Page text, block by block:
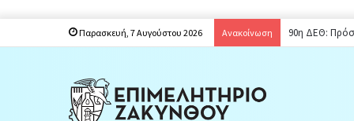
Παρασκευή, 7 Αυγούστου 2026 Ανακοίνωση 90η ΔΕΘ: